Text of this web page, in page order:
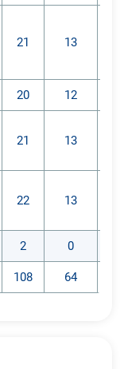
со средствами,
доход
за
21 13
20 12
21 13
22 13
2 0
108 64